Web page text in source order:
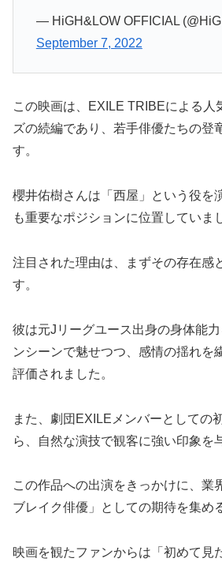
— HiGH&LOW OFFICIAL
September 7, 2022
この映画は、EXILE TRIBEによる人
ズの続編であり、若手俳優たちの登
す。
櫻井佑樹さんは「西屋」という役を
も重要なポジションに位置していま
注目された理由は、まずその存在感
す。
彼は元Jリーグユース出身の身体能
ンシーンで魅せつつ、感情の揺れを
評価されました。
また、劇団EXILEメンバーとしての
ら、自然な演技で観客に強い印象を
この作品への出演をきっかけに、業
ブレイク俳優」としての期待を集め
映画を観たファンからは「初めて見